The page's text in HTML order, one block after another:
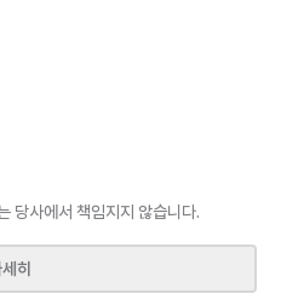
당사에서 책임지지 않습니다.
히